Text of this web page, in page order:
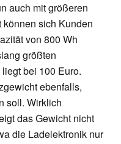
auch mit größeren
sich Kunden
von 800 Wh
größten
bei 100 Euro.
ebenfalls,
soll. Wirklich
das Gewicht nicht
die Ladelektronik nur